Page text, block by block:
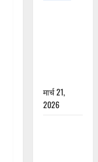
मार्च 21,
2026